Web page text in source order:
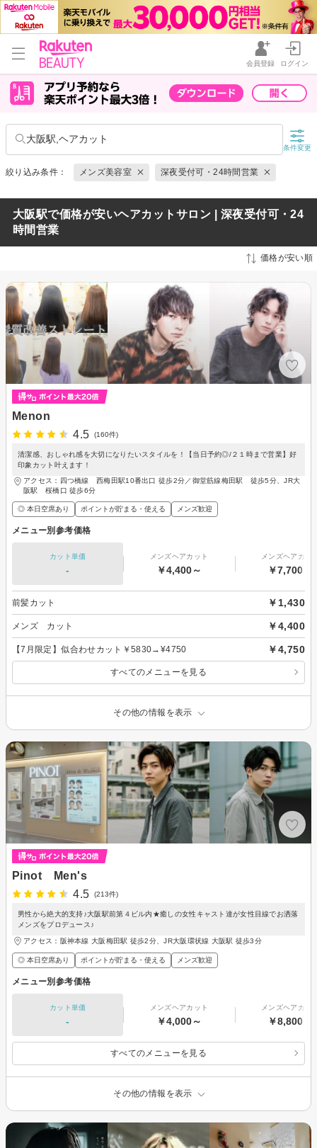
会員登録 ログイン
大阪駅,ヘアカット
条件変更
絞り込み条件： メンズ美容室 深夜受付可・24時間営業
大阪駅で価格が安いヘアカットサロン | 深夜受付可・24
時間営業
価格が安い順
Menon
4.5
(160件)
清潔感、おしゃれ感を大切になりたいスタイルを！【当日予約◎/２１時まで営業】好
印象カット叶えます！
アクセス：四つ橋線 西梅田駅10番出口 徒歩2分／御堂筋線梅田駅 徒歩5分、JR大
阪駅 桜橋口 徒歩6分
◎ 本日空席あり ポイントが貯まる・使える メンズ歓迎
メニュー別参考価格
カット単価
-
メンズヘアカット
￥4,400～
メンズヘアカラ
￥7,700～
前髪カット ￥1,430
メンズ カット ￥4,400
【7月限定】似合わせカット￥5830→¥4750 ￥4,750
すべてのメニューを見る
その他の情報を表示
Pinot Men's
4.5
(213件)
男性から絶大的支持♪大阪駅前第４ビル内★癒しの女性キャスト達が女性目線でお洒落
メンズをプロデュース♪
アクセス：阪神本線 大阪梅田駅 徒歩2分、JR大阪環状線 大阪駅 徒歩3分
◎ 本日空席あり ポイントが貯まる・使える メンズ歓迎
メニュー別参考価格
カット単価
-
メンズヘアカット
￥4,000～
メンズヘアカラ
￥8,800～
すべてのメニューを見る
その他の情報を表示